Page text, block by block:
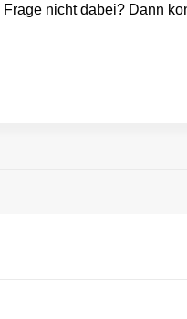
nicht dabei? Dann